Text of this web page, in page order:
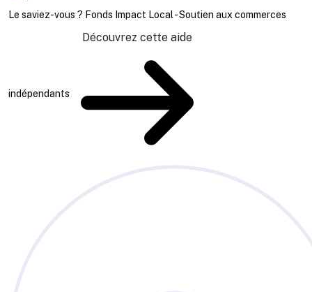
Le saviez-vous ? Fonds Impact Local - Soutien aux commerces
indépendants
Découvrez cette aide